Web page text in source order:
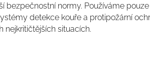
bezpečnostní normy. Používáme
detekce kouře a protipožární
situacích.